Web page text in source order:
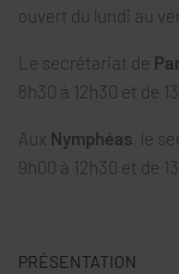
ouvert du lundi au
Le secrétariat de
8h30 à 12h30 et de
Aux Nymphéas , le
9h00 à 12h30 et de
PRÉSENTATION